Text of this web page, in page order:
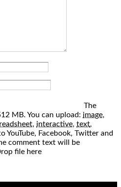
The
MB. You can upload: image,
, interactive, text,
YouTube, Facebook, Twitter and
comment text will be
file here